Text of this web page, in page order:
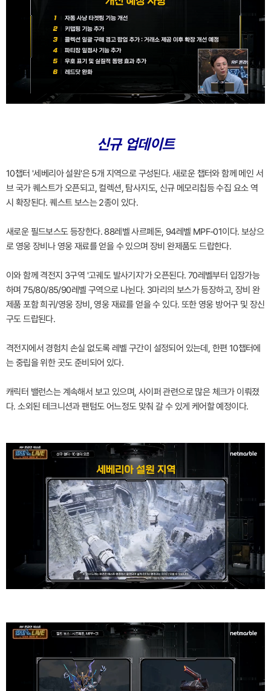
신규 업데이트
10챕터 '세베리아 설원'은 5개 지역으로 구성된다. 새로운 챕터와 함께 메인 서
브 국가 퀘스트가 오픈되고, 컬렉션, 탐사지도, 신규 메모리칩등 수집 요소 역
시 확장된다. 퀘스트 보스는 2종이 있다.
새로운 필드보스도 등장한다. 88레벨 사르페돈, 94레벨 MPF-01이다. 보상으
로 영웅 장비나 영웅 재료를 얻을 수 있으며 장비 완제품도 드랍한다.
이와 함께 격전지 3구역 '고궤도 발사기지'가 오픈된다. 70레벨부터 입장가능
하며 75/80/85/90레벨 구역으로 나뉜다. 3마리의 보스가 등장하고, 장비 완
제품 포함 희귀/영웅 장비, 영웅 재료를 얻을 수 있다. 또한 영웅 방어구 및 장신
구도 드랍된다.
격전지에서 경험치 손실 없도록 레벨 구간이 설정되어 있는데, 한편 10챕터에
는 중립을 위한 곳도 준비되어 있다.
캐릭터 밸런스는 계속해서 보고 있으며, 사이퍼 관련으로 많은 체크가 이뤄졌
다. 소외된 테크니션과 팬텀도 어느정도 맞춰 갈 수 있게 케어할 예정이다.